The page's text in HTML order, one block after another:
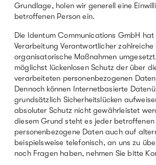
Grundlage, holen wir generell eine
betroffenen Person ein.
Die Identum Communications GmbH
Verarbeitung Verantwortlicher
organisatorische Maßnahmen
möglichst lückenlosen Schutz der über
verarbeiteten personenbezogenen
Dennoch können Internetbasierte
grundsätzlich Sicherheitslücken
absoluter Schutz nicht gewährleistet
diesem Grund steht es jeder betroffenen
personenbezogene Daten auch auf
beispielsweise telefonisch, an uns zu
noch Fragen haben, nehmen Sie bitte